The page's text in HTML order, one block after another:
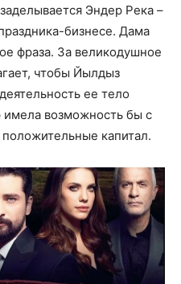
Эндер Река –
бизнесе. Дама
фраза. За великодушное
чтобы Йылдыз
ее тело
возможность бы с
положительные капитал.